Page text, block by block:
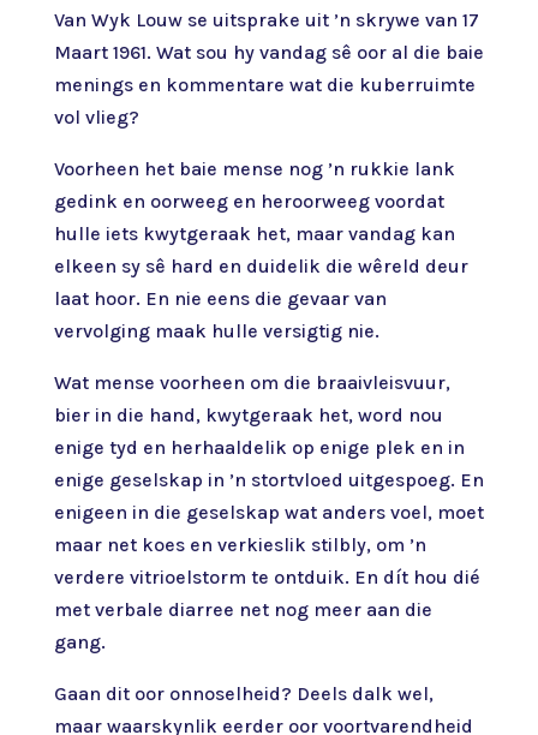
Van Wyk Louw se uitsprake uit ’n skrywe van 17
Maart 1961. Wat sou hy vandag sê oor al die baie
menings en kommentare wat die kuberruimte
vol vlieg?
Voorheen het baie mense nog ’n rukkie lank
gedink en oorweeg en heroorweeg voordat
hulle iets kwytgeraak het, maar vandag kan
elkeen sy sê hard en duidelik die wêreld deur
laat hoor. En nie eens die gevaar van
vervolging maak hulle versigtig nie.
Wat mense voorheen om die braaivleisvuur,
bier in die hand, kwytgeraak het, word nou
enige tyd en herhaaldelik op enige plek en in
enige geselskap in ’n stortvloed uitgespoeg. En
enigeen in die geselskap wat anders voel, moet
maar net koes en verkieslik stilbly, om ’n
verdere vitrioelstorm te ontduik. En dít hou dié
met verbale diarree net nog meer aan die
gang.
Gaan dit oor onnoselheid? Deels dalk wel,
maar waarskynlik eerder oor voortvarendheid